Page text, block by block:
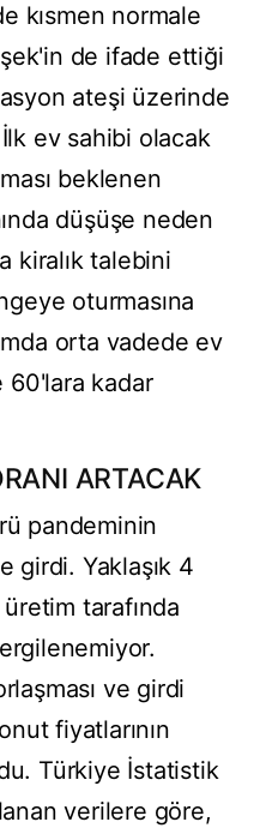
kısmen normale
de ifade ettiği
ateşi üzerinde
ev sahibi olacak
beklenen
düşüşe neden
kiralık talebini
oturmasına
orta vadede ev
60'lara kadar
ARTACAK
pandeminin
girdi. Yaklaşık 4
üretim tarafında
ve girdi
fiyatlarının
Türkiye İstatistik
verilere göre,